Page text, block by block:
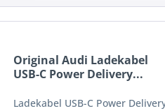
Original Audi Ladekabel
USB-C Power Delivery...
Ladekabel USB-C Power